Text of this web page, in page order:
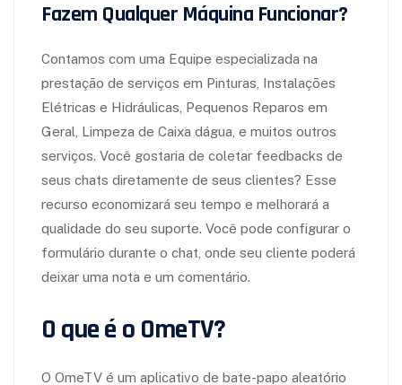
Fazem Qualquer Máquina Funcionar?
Contamos com uma Equipe especializada na
prestação de serviços em Pinturas, Instalações
Elétricas e Hidráulicas, Pequenos Reparos em
Geral, Limpeza de Caixa dágua, e muitos outros
serviços. Você gostaria de coletar feedbacks de
seus chats diretamente de seus clientes? Esse
recurso economizará seu tempo e melhorará a
qualidade do seu suporte. Você pode configurar o
formulário durante o chat, onde seu cliente poderá
deixar uma nota e um comentário.
O que é o OmeTV?
O OmeTV é um aplicativo de bate-papo aleatório